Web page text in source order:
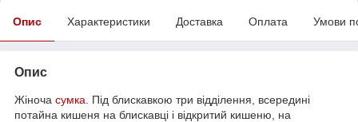
Опис Характеристики Доставка Оплата Умови
Опис
Жіноча сумка . Під блискавкою три відділення, всередині
потайна кишеня на блискавці і відкритий кишеню, на